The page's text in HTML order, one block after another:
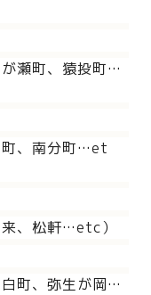
が瀬町、猿投町…
町、南分町…et
来、松軒…etc）
白町、弥生が岡…